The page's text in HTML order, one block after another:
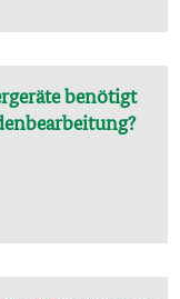
benötigt